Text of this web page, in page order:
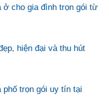
ở cho gia đình trọn gói từ
hiện đại và thu hút
phố trọn gói uy tín tại